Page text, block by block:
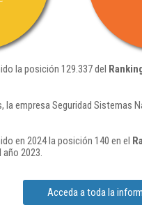
la posición 129.337 del
la empresa Seguridad Sistemas
en 2024 la posición 140 en el
2023.
Acceda a toda la